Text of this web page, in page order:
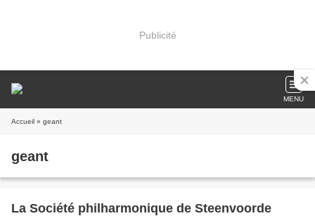
Publicité
MENU
Accueil » geant
geant
La Société philharmonique de Steenvoorde